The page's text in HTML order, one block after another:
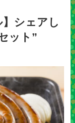
シェアし
ット”